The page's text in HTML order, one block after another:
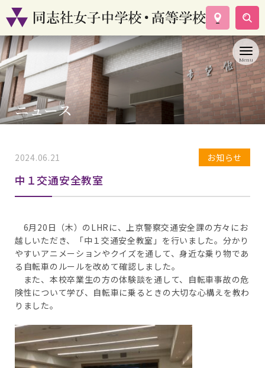
学校案内
コース紹介
学校生活
入試情報
資料請求
ニュース
2024.06.21 お知らせ
中１交通安全教室
6月20日（木）のLHRに、上京警察交通安全課の方々にお
越しいただき、「中１交通安全教室」を行いました。分かり
やすいアニメーションやクイズを通して、身近な乗り物であ
る自転車のルールを改めて確認しました。
また、本校卒業生の方の体験談を通して、自転車事故の危
険性について学び、自転車に乗るときの大切な心構えを教わ
りました。